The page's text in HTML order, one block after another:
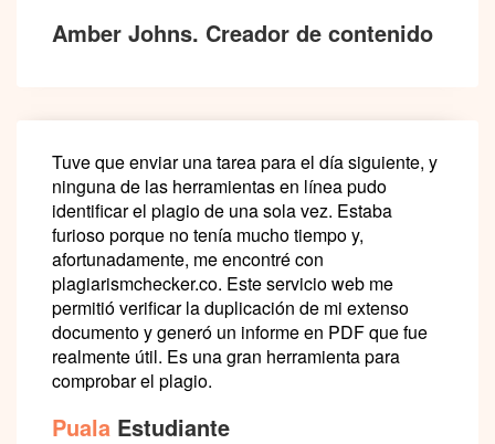
Amber Johns. Creador de contenido
Tuve que enviar una tarea para el día siguiente, y
ninguna de las herramientas en línea pudo
identificar el plagio de una sola vez. Estaba
furioso porque no tenía mucho tiempo y,
afortunadamente, me encontré con
plagiarismchecker.co. Este servicio web me
permitió verificar la duplicación de mi extenso
documento y generó un informe en PDF que fue
realmente útil. Es una gran herramienta para
comprobar el plagio.
Puala Estudiante